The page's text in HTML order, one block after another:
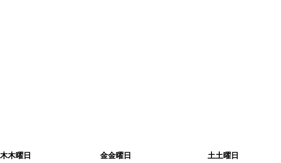
木木曜日 金金曜日 土土曜日